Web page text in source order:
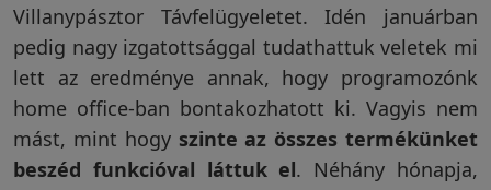
Vakondriasztás
Villanypásztor
Villanypásztor Távfelügyeletet. Idén januárban
pedig nagy izgatottsággal tudathattuk veletek mi
lett az eredménye annak, hogy programozónk
home office-ban bontakozhatott ki. Vagyis nem
mást, mint hogy szinte az összes termékünket
beszéd funkcióval láttuk el. Néhány hónapja,